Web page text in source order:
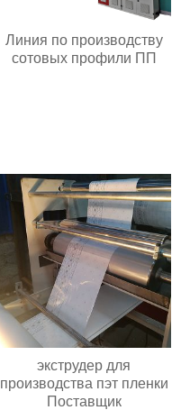
Линия по производству
сотовых профили ПП
экструдер для
производства пэт пленки
Поставщик